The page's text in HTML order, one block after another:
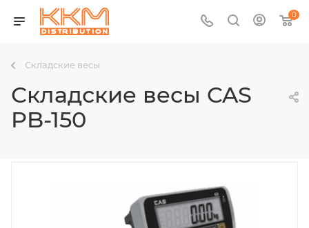
0
Складские весы
Складские весы CAS
PB-150